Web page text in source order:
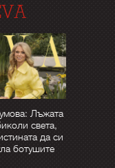
Лъжата
света,
да си
ботушите